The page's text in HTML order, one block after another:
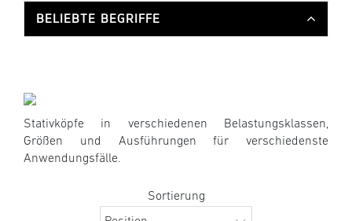
BELIEBTE BEGRIFFE
Stativköpfe in verschiedenen Belastungsklassen,
Größen und Ausführungen für verschiedenste
Anwendungsfälle.
Sortierung